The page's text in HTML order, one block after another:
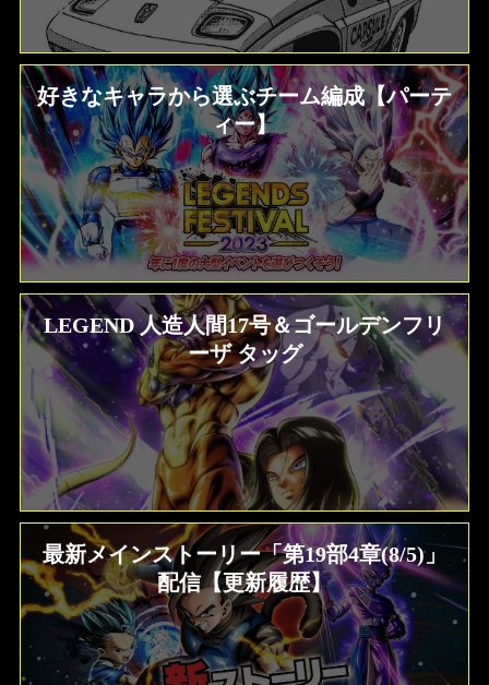
好きなキャラから選ぶチーム編成【パーテ
ィー】
LEGEND 人造人間17号＆ゴールデンフリ
ーザ タッグ
最新メインストーリー「第19部4章(8/5)」
配信【更新履歴】